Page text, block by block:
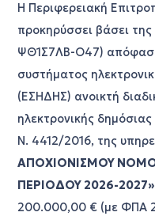
Η Περιφερειακή
προκηρύσσει βάσει της
ΨΘ1Σ7ΛΒ-Ο47)
συστήματος
(ΕΣΗΔΗΣ) ανοικτή
ηλεκτρονικής
Ν. 4412/2016, της
ΑΠΟΧΙΟΝΙΣΜΟΥ
ΠΕΡΙΟΔΟΥ 2026-2027»
200.000,00 € (με ΦΠΑ